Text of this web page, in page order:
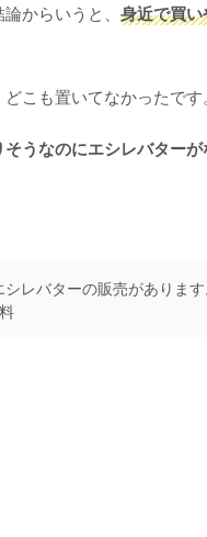
からいうと、 身近で買
こも置いてなかったです。
うなのにエシレバターが
レバターの販売があります